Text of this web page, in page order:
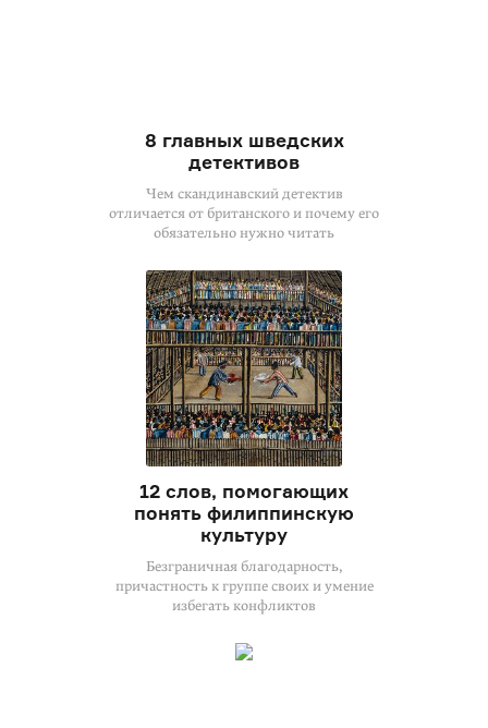
8 главных шведских
детективов
Чем скандинавский детектив
отличается от британского и почему его
обязательно нужно читать
12 слов, помогающих
понять филиппинскую
культуру
Безграничная благодарность,
причастность к группе своих и умение
избегать конфликтов